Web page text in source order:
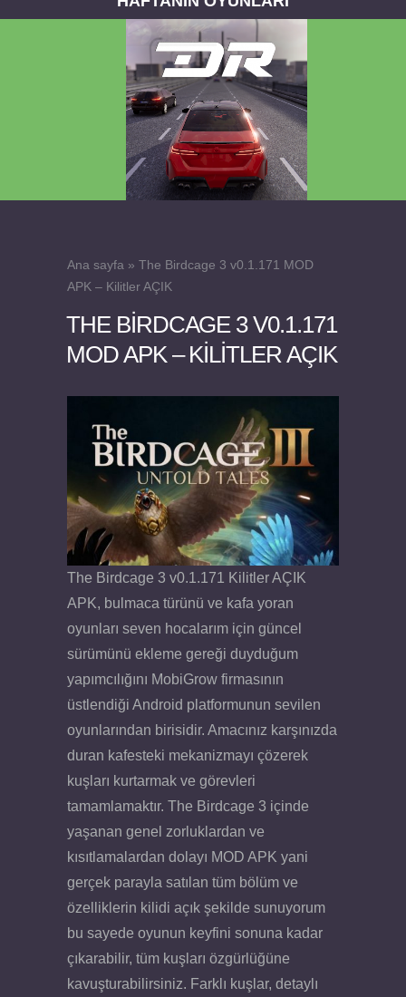
Felix the Reaper v1.25 FULL APK
Ana sayfa » The Birdcage 3 v0.1.171 MOD
APK – Kilitler AÇIK
THE BIRDCAGE 3 V0.1.171
MOD APK – KILITLER AÇIK
The Birdcage 3 v0.1.171 Kilitler AÇIK
APK, bulmaca türünü ve kafa yoran
oyunları seven hocalarım için güncel
sürümünü ekleme gereği duyduğum
yapımcılığını MobiGrow firmasının
üstlendiği Android platformunun sevilen
oyunlarından birisidir. Amacınız karşınızda
duran kafesteki mekanizmayı çözerek
kuşları kurtarmak ve görevleri
tamamlamaktır. The Birdcage 3 içinde
yaşanan genel zorluklardan ve
kısıtlamalardan dolayı MOD APK yani
gerçek parayla satılan tüm bölüm ve
özelliklerin kilidi açık şekilde sunuyorum
bu sayede oyunun keyfini sonuna kadar
çıkarabilir, tüm kuşları özgürlüğüne
kavuşturabilirsiniz. Farklı kuşlar, detaylı